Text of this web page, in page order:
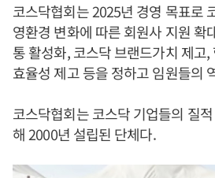
코스닥협회는 2025년 경영 목표로
영환경 변화에 따른 회원사 지원 확
통 활성화, 코스닥 브랜드가치 제고,
효율성 제고 등을 정하고 임원들의
코스닥협회는 코스닥 기업들의 질
해 2000년 설립된 단체다.